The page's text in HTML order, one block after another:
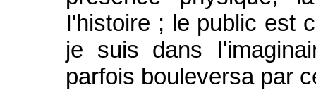
I'histoire ; le public est
je suis dans
parfois bouleversa par